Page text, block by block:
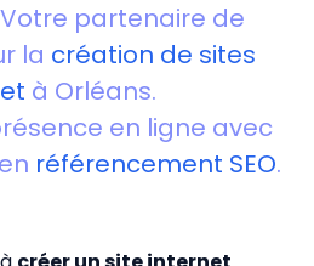
partenaire de
la création de sites
à Orléans.
en ligne avec
référencement SEO.